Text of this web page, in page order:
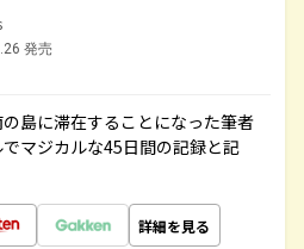
発売
島に滞在することになった筆者
マジカルな45日間の記録と記
詳細を見る